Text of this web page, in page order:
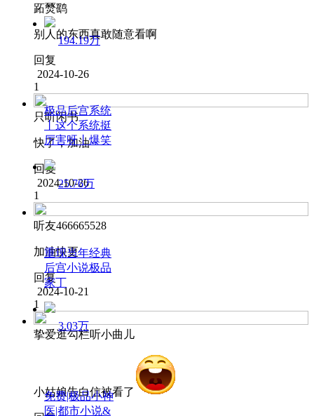
跖燹鹞
别人的东西真敢随意看啊
回复
2024-10-26
1
只听闲书
快了，加油
回复
2024-10-26
1
听友466665528
加油快更
回复
2024-10-21
1
挚爱逛勾栏听小曲儿
小姑娘告白信被看了
194.19万
极品后宫系统
丨这个系统挺
厉害呀丨爆笑
25.76万
重现当年经典
后宫小说极品
家丁
3.03万
免费|极品小神
医|都市小说&